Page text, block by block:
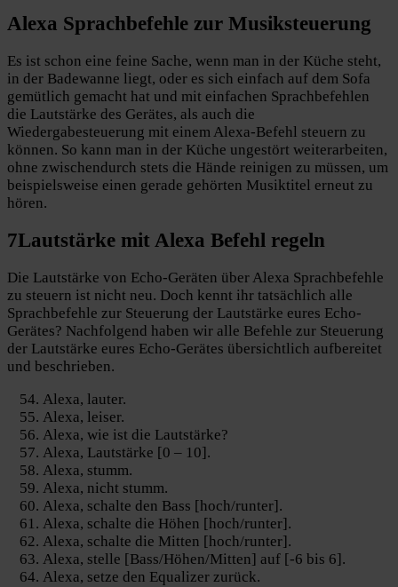
Alexa Sprachbefehle zur Musiksteuerung
Es ist schon eine feine Sache, wenn man in der Küche steht,
in der Badewanne liegt, oder es sich einfach auf dem Sofa
gemütlich gemacht hat und mit einfachen Sprachbefehlen
die Lautstärke des Gerätes, als auch die
Wiedergabesteuerung mit einem Alexa-Befehl steuern zu
können. So kann man in der Küche ungestört weiterarbeiten,
ohne zwischendurch stets die Hände reinigen zu müssen, um
beispielsweise einen gerade gehörten Musiktitel erneut zu
hören.
7Lautstärke mit Alexa Befehl regeln
Die Lautstärke von Echo-Geräten über Alexa Sprachbefehle
zu steuern ist nicht neu. Doch kennt ihr tatsächlich alle
Sprachbefehle zur Steuerung der Lautstärke eures Echo-
Gerätes? Nachfolgend haben wir alle Befehle zur Steuerung
der Lautstärke eures Echo-Gerätes übersichtlich aufbereitet
und beschrieben.
Alexa, lauter.
Alexa, leiser.
Alexa, wie ist die Lautstärke?
Alexa, Lautstärke [0 – 10].
Alexa, stumm.
Alexa, nicht stumm.
Alexa, schalte den Bass [hoch/runter].
Alexa, schalte die Höhen [hoch/runter].
Alexa, schalte die Mitten [hoch/runter].
Alexa, stelle [Bass/Höhen/Mitten] auf [-6 bis 6].
Alexa, setze den Equalizer zurück.